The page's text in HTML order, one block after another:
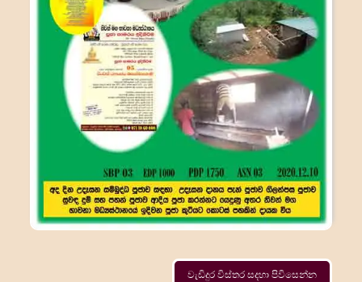
වැඩිදුර විස්තර සදහා පිවිසෙන්න